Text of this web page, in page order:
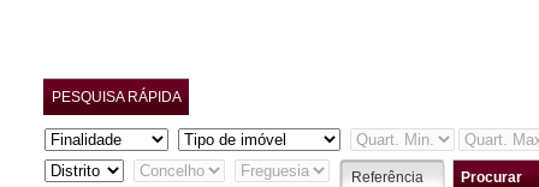
PESQUISA RÁPIDA
Procurar